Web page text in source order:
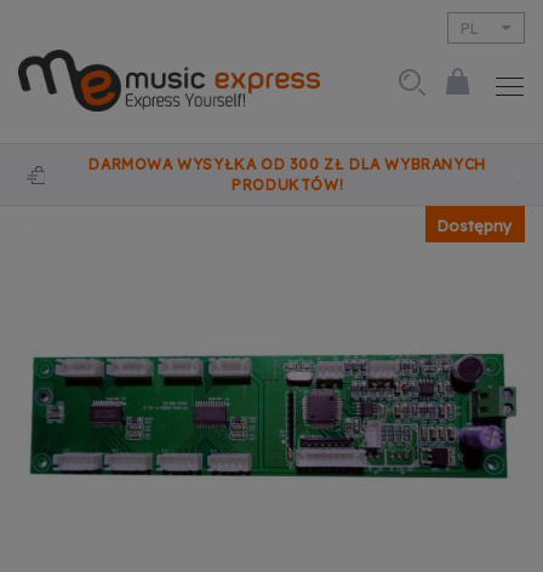
PL
DARMOWA WYSYŁKA OD 300 ZŁ DLA WYBRANYCH
PRODUKTÓW!
Dostępny